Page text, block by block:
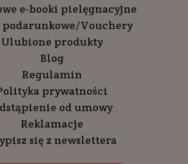
e-booki pielęgnacyjne
podarunkowe/Vouchery
Ulubione produkty
Blog
Regulamin
prywatności
od umowy
Reklamacje
się z newslettera